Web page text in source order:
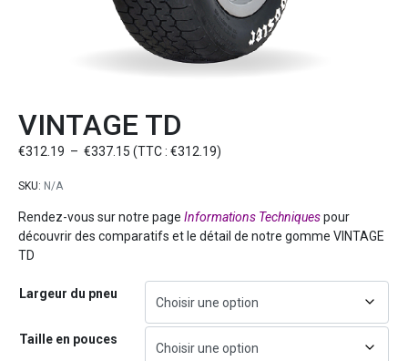
VINTAGE TD
€312.19 – €337.15 (TTC : €312.19)
SKU: N/A
Rendez-vous sur notre page Informations Techniquespour
découvrir des comparatifs et le détail de notre gomme VINTAGE
TD
Largeur du pneu
Taille en pouces